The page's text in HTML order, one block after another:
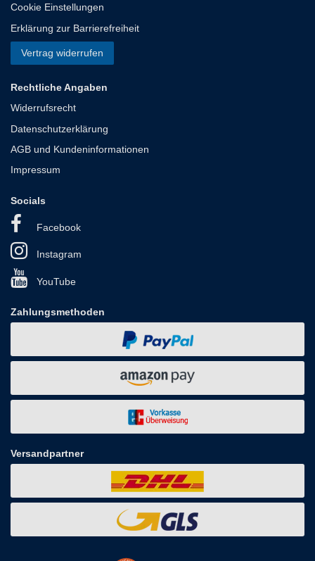
Cookie Einstellungen
Erklärung zur Barrierefreiheit
Vertrag widerrufen
Rechtliche Angaben
Widerrufsrecht
Datenschutzerklärung
AGB und Kundeninformationen
Impressum
Socials
Facebook
Instagram
YouTube
Zahlungsmethoden
Versandpartner